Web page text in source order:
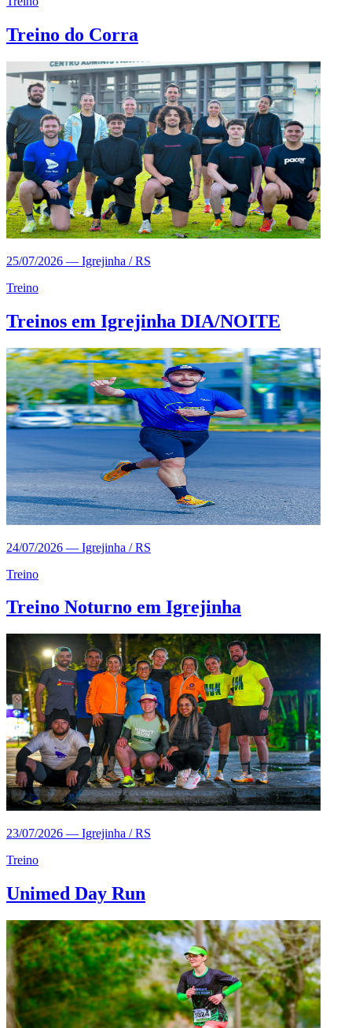
Treino do Corra
25/07/2026 — Igrejinha / RS
Treino
Treinos em Igrejinha DIA/NOITE
24/07/2026 — Igrejinha / RS
Treino
Treino Noturno em Igrejinha
23/07/2026 — Igrejinha / RS
Treino
Unimed Day Run